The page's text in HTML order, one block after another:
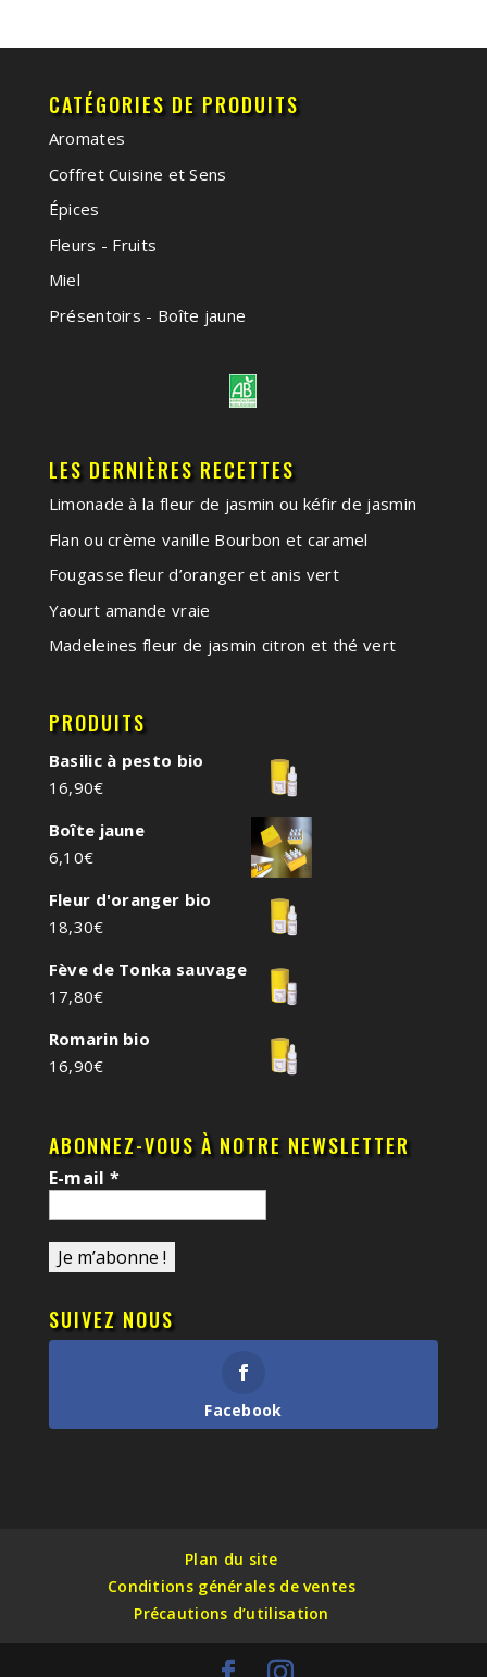
CATÉGORIES DE PRODUITS
Aromates
Coffret Cuisine et Sens
Épices
Fleurs - Fruits
Miel
Présentoirs - Boîte jaune
LES DERNIÈRES RECETTES
Limonade à la fleur de jasmin ou kéfir de jasmin
Flan ou crème vanille Bourbon et caramel
Fougasse fleur d’oranger et anis vert
Yaourt amande vraie
Madeleines fleur de jasmin citron et thé vert
PRODUITS
Basilic à pesto bio
16,90€
Boîte jaune
6,10€
Fleur d'oranger bio
18,30€
Fève de Tonka sauvage
17,80€
Romarin bio
16,90€
ABONNEZ-VOUS À NOTRE NEWSLETTER
E-mail *
SUIVEZ NOUS
Facebook
Plan du site
Conditions générales de ventes
Précautions d’utilisation